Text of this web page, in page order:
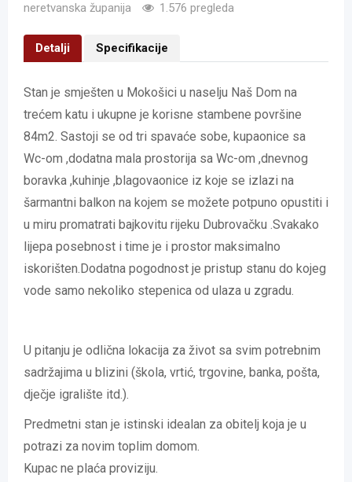
neretvanska županija
1.576 pregleda
Detalji Specifikacije
Stan je smješten u Mokošici u naselju Naš Dom na
trećem katu i ukupne je korisne stambene površine
84m2. Sastoji se od tri spavaće sobe, kupaonice sa
Wc-om ,dodatna mala prostorija sa Wc-om ,dnevnog
boravka ,kuhinje ,blagovaonice iz koje se izlazi na
šarmantni balkon na kojem se možete potpuno opustiti i
u miru promatrati bajkovitu rijeku Dubrovačku .Svakako
lijepa posebnost i time je i prostor maksimalno
iskorišten.Dodatna pogodnost je pristup stanu do kojeg
vode samo nekoliko stepenica od ulaza u zgradu.
U pitanju je odlična lokacija za život sa svim potrebnim
sadržajima u blizini (škola, vrtić, trgovine, banka, pošta,
dječje igralište itd.).
Predmetni stan je istinski idealan za obitelj koja je u
potrazi za novim toplim domom.
Kupac ne plaća proviziju.